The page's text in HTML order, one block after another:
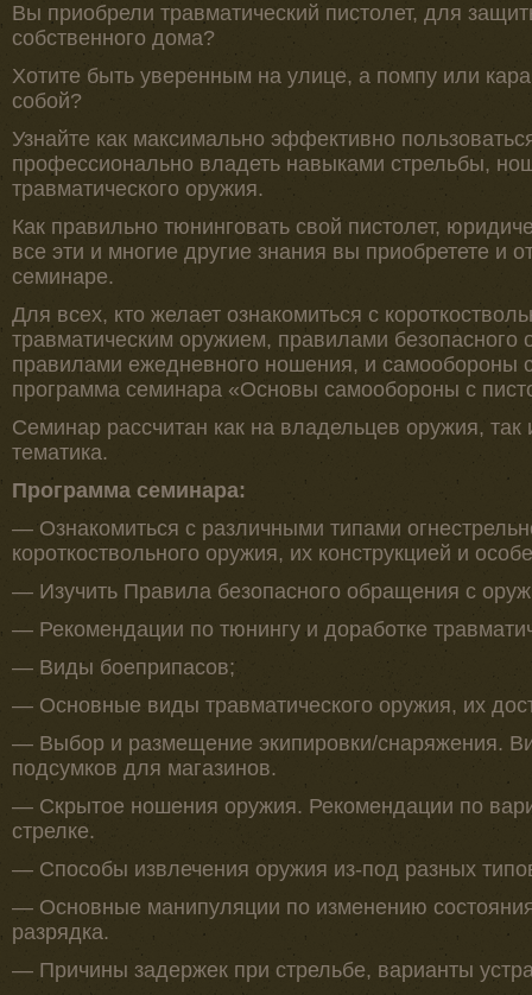
Вы приобрели травматический пистолет, для
собственного дома?
Хотите быть уверенным на улице, а помпу или
собой?
Узнайте как максимально эффективно
профессионально владеть навыками стрельбы,
травматического оружия.
Как правильно тюнинговать свой пистолет,
все эти и многие другие знания вы приобретете и
семинаре.
Для всех, кто желает ознакомиться с
травматическим оружием, правилами
правилами ежедневного ношения, и самообороны
программа семинара «Основы самообороны с
Семинар рассчитан как на владельцев оружия, так
тематика.
Программа семинара:
— Ознакомиться с различными типами
короткоствольного оружия, их конструкцией и
— Изучить Правила безопасного обращения с
— Рекомендации по тюнингу и доработке
— Виды боеприпасов;
— Основные виды травматического оружия, их
— Выбор и размещение экипировки/снаряжения.
подсумков для магазинов.
— Скрытое ношения оружия. Рекомендации по
стрелке.
— Способы извлечения оружия из-под разных
— Основные манипуляции по изменению
разрядка.
— Причины задержек при стрельбе, варианты